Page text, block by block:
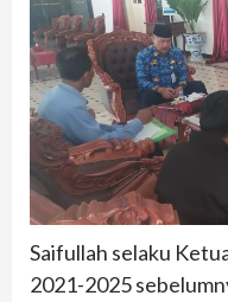
Saifullah selaku
2021-2025